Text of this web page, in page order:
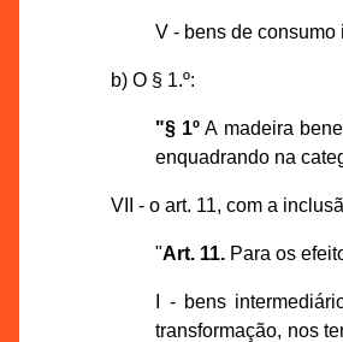
V - bens de
b) O § 1.º:
"§ 1º A madeira
enquadrando na
VII - o art. 11, com a
"Art. 11. Para os
I - bens
transformação, nos